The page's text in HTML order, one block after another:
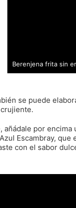
Berenjena frita sin
se puede
añádale por
Escambray,
con el sabor